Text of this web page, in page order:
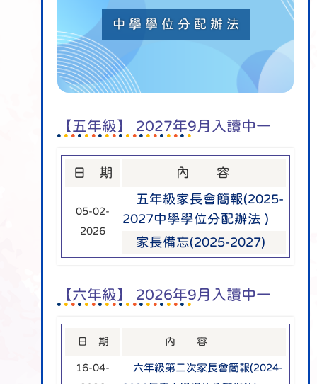
中學學位分配辦法
【五年級】 2027年9月入讀中一
日 期 內 容
05-02-
2026
五年級家長會簡報(2025-
2027中學學位分配辦法 )
家長備忘(2025-2027)
【六年級】 2026年9月入讀中一
日 期 內 容
16-04-
六年級第二次家長會簡報(2024-